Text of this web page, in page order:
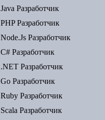
Java Разработчик
PHP Разработчик
Node.js Разработчик
C# Разработчик
.NET Разработчик
Go Разработчик
Ruby Разработчик
Scala Разработчик